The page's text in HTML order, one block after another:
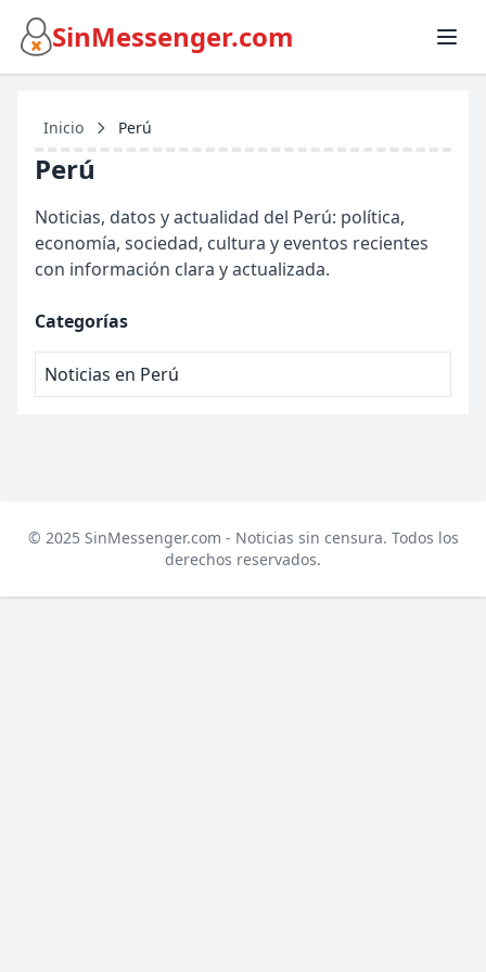
SinMessenger.com
Inicio Perú
Perú
Noticias, datos y actualidad del Perú: política,
economía, sociedad, cultura y eventos recientes
con información clara y actualizada.
Categorías
Noticias en Perú
© 2025 SinMessenger.com - Noticias sin censura. Todos los
derechos reservados.